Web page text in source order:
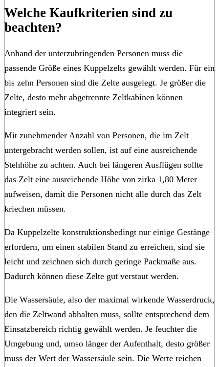
Welche Kaufkriterien sind zu
beachten?
Anhand der unterzubringenden Personen muss die
passende Größe eines Kuppelzelts gewählt werden. Für ein
bis zehn Personen sind die Zelte ausgelegt. Je größer die
Zelte, desto mehr abgetrennte Zeltkabinen können
integriert sein.
Mit zunehmender Anzahl von Personen, die im Zelt
untergebracht werden sollen, ist auf eine ausreichende
Stehhöhe zu achten. Auch bei längeren Ausflügen sollte
das Zelt eine ausreichende Höhe von zirka 1,80 Meter
aufweisen, damit die Personen nicht alle durch das Zelt
kriechen müssen.
Da Kuppelzelte konstruktionsbedingt nur einige Gestänge
erfordern, um einen stabilen Stand zu erreichen, sind sie
leicht und zeichnen sich durch geringe Packmaße aus.
Dadurch können diese Zelte gut verstaut werden.
Die Wassersäule, also der maximal wirkende Wasserdruck,
den die Zeltwand abhalten muss, sollte entsprechend dem
Einsatzbereich richtig gewählt werden. Je feuchter die
Umgebung und, umso länger der Aufenthalt, desto größer
muss der Wert der Wassersäule sein. Die Werte reichen